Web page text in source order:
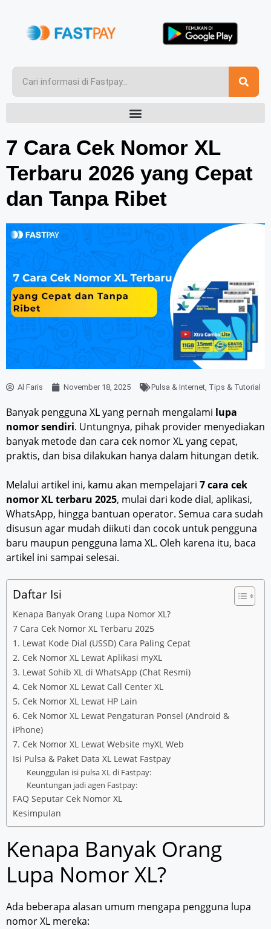
7 Cara Cek Nomor XL
Terbaru 2026 yang Cepat
dan Tanpa Ribet
Al Faris November 18, 2025 Pulsa & Internet, Tips & Tutorial
Banyak pengguna XL yang pernah mengalami lupa
nomor sendiri. Untungnya, pihak provider menyediakan
banyak metode dan cara cek nomor XL yang cepat,
praktis, dan bisa dilakukan hanya dalam hitungan detik.
Melalui artikel ini, kamu akan mempelajari 7 cara cek
nomor XL terbaru 2025, mulai dari kode dial, aplikasi,
WhatsApp, hingga bantuan operator. Semua cara sudah
disusun agar mudah diikuti dan cocok untuk pengguna
baru maupun pengguna lama XL. Oleh karena itu, baca
artikel ini sampai selesai.
Daftar Isi
Kenapa Banyak Orang Lupa Nomor XL?
7 Cara Cek Nomor XL Terbaru 2025
1. Lewat Kode Dial (USSD) Cara Paling Cepat
2. Cek Nomor XL Lewat Aplikasi myXL
3. Lewat Sohib XL di WhatsApp (Chat Resmi)
4. Cek Nomor XL Lewat Call Center XL
5. Cek Nomor XL Lewat HP Lain
6. Cek Nomor XL Lewat Pengaturan Ponsel (Android &
iPhone)
7. Cek Nomor XL Lewat Website myXL Web
Isi Pulsa & Paket Data XL Lewat Fastpay
Keunggulan isi pulsa XL di Fastpay:
Keuntungan jadi agen Fastpay:
FAQ Seputar Cek Nomor XL
Kesimpulan
Kenapa Banyak Orang
Lupa Nomor XL?
Ada beberapa alasan umum mengapa pengguna lupa
nomor XL mereka: